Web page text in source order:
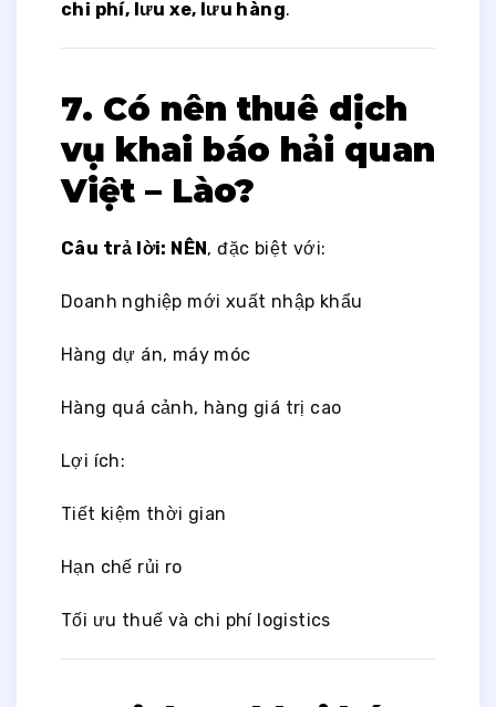
chi phí, lưu xe, lưu hàng.
7. Có nên thuê dịch
vụ khai báo hải quan
Việt – Lào?
Câu trả lời: NÊN, đặc biệt với:
Doanh nghiệp mới xuất nhập khẩu
Hàng dự án, máy móc
Hàng quá cảnh, hàng giá trị cao
Lợi ích:
Tiết kiệm thời gian
Hạn chế rủi ro
Tối ưu thuế và chi phí logistics